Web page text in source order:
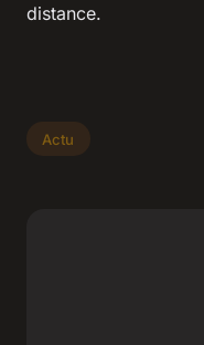
distance.
Actu